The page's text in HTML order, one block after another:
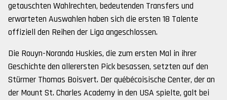
getauschten Wahlrechten, bedeutenden Transfers und
erwarteten Auswahlen haben sich die ersten 18 Talente
offiziell den Reihen der Liga angeschlossen.
Die Rouyn-Noranda Huskies, die zum ersten Mal in ihrer
Geschichte den allerersten Pick besassen, setzten auf den
Stürmer Thomas Boisvert. Der québécoisische Center, der an
der Mount St. Charles Academy in den USA spielte, galt bei